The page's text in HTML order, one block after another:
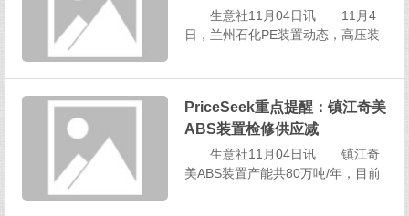
募集。 ...
生意社11月04日讯 11月4
日，兰州石化PE装置动态，高压装
PriceSeek评析 低密度聚乙
烯，多空评分：2 高压...
PriceSeek重点提醒：镇江奇美
ABS装置检修供应减
生意社11月04日讯 镇江奇
美ABS装置产能共80万吨/年，目前